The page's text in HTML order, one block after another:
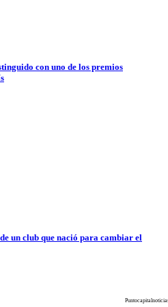
con uno de los premios
un club que nació para cambiar el